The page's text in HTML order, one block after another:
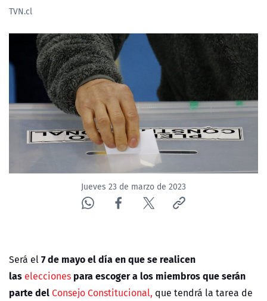
ACTUALIDAD Y TENDENCIAS
CORPORATIVO Y TRANSPARENCIA
CANAL DE DENUNCIAS
ÁREA DE PROYECTOS
TVN.cl
Jueves 23 de marzo de 2023
Será el7 de mayo el día en que se realicen
las elecciones para escoger a los miembros que serán
parte del Consejo Constitucional, que tendrá la tarea de